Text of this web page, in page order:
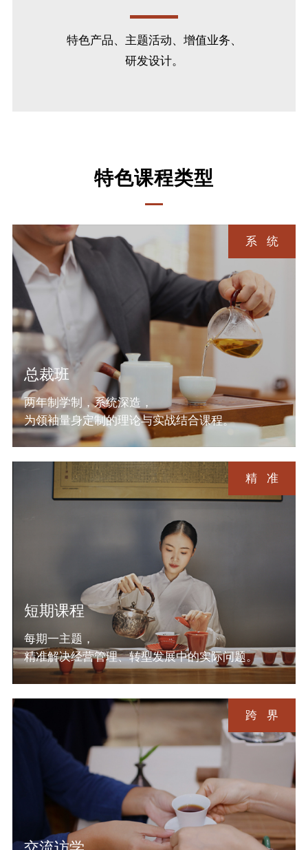
特色产品、主题活动、增值业务、
研发设计。
特色课程类型
总裁班
两年制学制，系统深造，
为领袖量身定制的理论与实战结合课程。
系统
短期课程
每期一主题，
精准解决经营管理、转型发展中的实际问题。
精准
跨界